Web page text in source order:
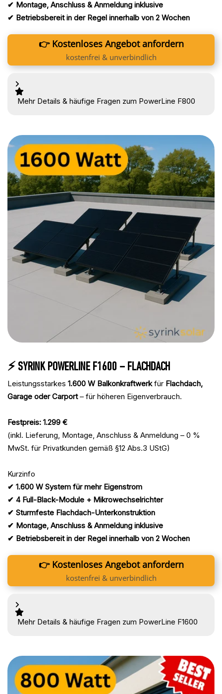
✔ Montage, Anschluss & Anmeldung inklusive
✔ Betriebsbereit in der Regel innerhalb von 2 Wochen
👉 Kostenloses Angebot anfordern
kostenfrei & unverbindlich
Mehr Details & häufige Fragen zum PowerLine F800
⚡ SYRINK POWERLINE F1600 – FLACHDACH
Leistungsstarkes 1.600 W Balkonkraftwerkfür Flachdach,
Garage oder Carport– für höheren Eigenverbrauch.
Festpreis: 1.299 €
(inkl. Lieferung, Montage, Anschluss & Anmeldung – 0 %
MwSt. für Privatkunden gemäß §12 Abs.3 UStG)
Kurzinfo
✔ 1.600 W System für mehr Eigenstrom
✔ 4 Full-Black-Module + Mikrowechselrichter
✔ Sturmfeste Flachdach-Unterkonstruktion
✔ Montage, Anschluss & Anmeldung inklusive
✔ Betriebsbereit in der Regel innerhalb von 2 Wochen
👉 Kostenloses Angebot anfordern
kostenfrei & unverbindlich
Mehr Details & häufige Fragen zum PowerLine F1600